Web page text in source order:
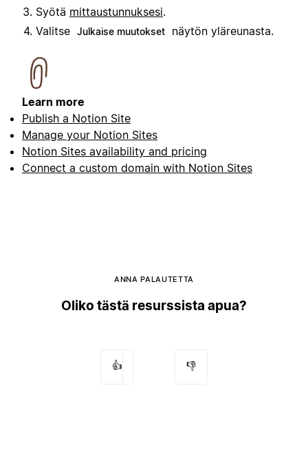
Syötä mittaustunnuksesi.
Valitse Julkaise muutokset näytön yläreunasta.
Learn more
Publish a Notion Site
Manage your Notion Sites
Notion Sites availability and pricing
Connect a custom domain with Notion Sites
ANNA PALAUTETTA
Oliko tästä resurssista apua?
👍 👎